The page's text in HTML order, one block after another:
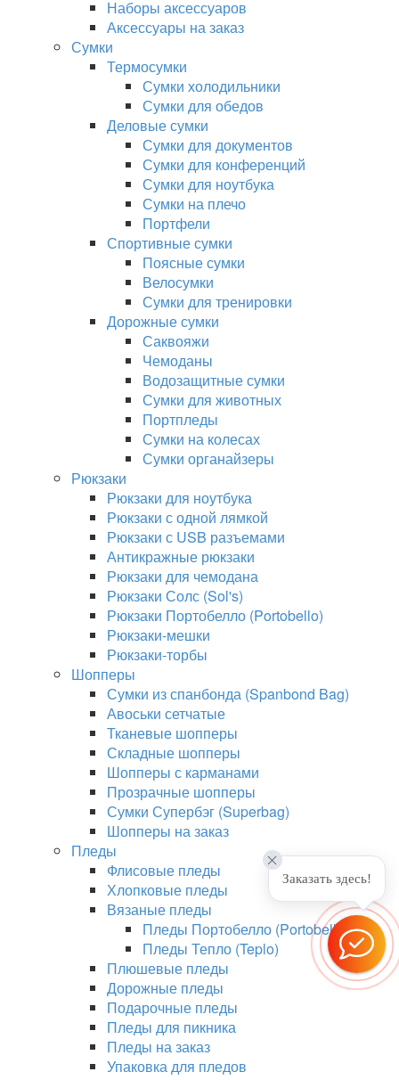
Наборы аксессуаров
Аксессуары на заказ
Сумки
Термосумки
Сумки холодильники
Сумки для обедов
Деловые сумки
Сумки для документов
Сумки для конференций
Сумки для ноутбука
Сумки на плечо
Портфели
Спортивные сумки
Поясные сумки
Велосумки
Сумки для тренировки
Дорожные сумки
Саквояжи
Чемоданы
Водозащитные сумки
Сумки для животных
Портпледы
Сумки на колесах
Сумки органайзеры
Рюкзаки
Рюкзаки для ноутбука
Рюкзаки с одной лямкой
Рюкзаки с USB разъемами
Антикражные рюкзаки
Рюкзаки для чемодана
Рюкзаки Солс (Sol's)
Рюкзаки Портобелло (Portobello)
Рюкзаки-мешки
Рюкзаки-торбы
Шопперы
Сумки из спанбонда (Spanbond Bag)
Авоськи сетчатые
Тканевые шопперы
Складные шопперы
Шопперы с карманами
Прозрачные шопперы
Сумки Супербэг (Superbag)
Шопперы на заказ
Пледы
Флисовые пледы
Хлопковые пледы
Вязаные пледы
Пледы Портобелло (Portobello)
Пледы Тепло (Teplo)
Плюшевые пледы
Дорожные пледы
Подарочные пледы
Пледы для пикника
Пледы на заказ
Упаковка для пледов
Заказать здесь!